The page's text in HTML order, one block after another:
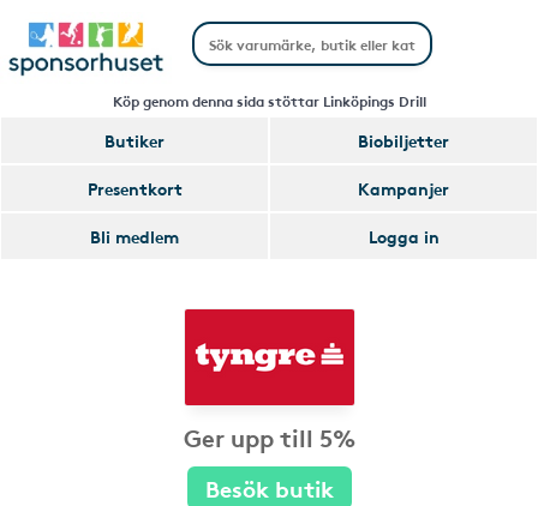
Köp genom denna sida stöttar Linköpings Drill
Butiker
Biobiljetter
Presentkort
Kampanjer
Bli medlem
Logga in
Ger upp till 5%
Besök butik